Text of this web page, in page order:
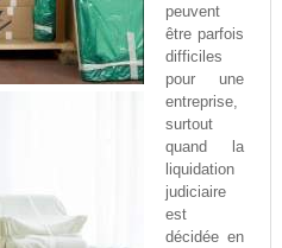
peuvent
être parfois
difficiles
pour une
entreprise,
surtout
quand la
liquidation
judiciaire
est
décidée en